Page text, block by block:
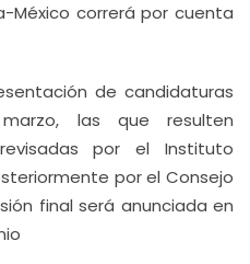
México correrá por cuenta
de candidaturas
las que resulten
por el Instituto
por el Consejo
final será anunciada en